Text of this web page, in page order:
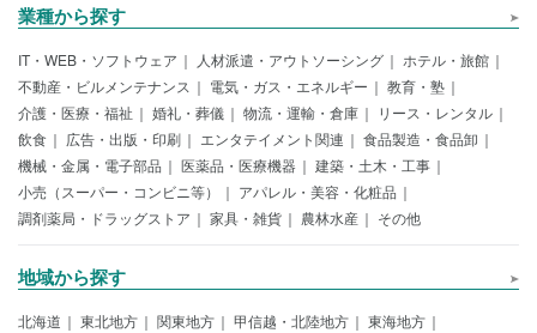
業種から探す
IT・WEB・ソフトウェア 人材派遣・アウトソーシング
ホテル・旅館
不動産・ビルメンテナンス
電気・ガス・エネルギー
教育・塾
介護・医療・福祉
婚礼・葬儀 物流・運輸・倉庫
リース・レンタル
飲食
広告・出版・印刷 エンタテイメント関連
食品製造・食品卸
機械・金属・電子部品
医薬品・医療機器
建築・土木・工事
小売（スーパー・コンビニ等）
アパレル・美容・化粧品
調剤薬局・ドラッグストア
家具・雑貨 農林水産 その他
地域から探す
北海道 東北地方 関東地方 甲信越・北陸地方
東海地方